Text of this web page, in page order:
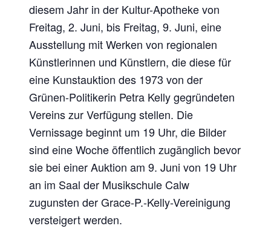
diesem Jahr in der Kultur-Apotheke von
Freitag, 2. Juni, bis Freitag, 9. Juni, eine
Ausstellung mit Werken von regionalen
Künstlerinnen und Künstlern, die diese für
eine Kunstauktion des 1973 von der
Grünen-Politikerin Petra Kelly gegründeten
Vereins zur Verfügung stellen. Die
Vernissage beginnt um 19 Uhr, die Bilder
sind eine Woche öffentlich zugänglich bevor
sie bei einer Auktion am 9. Juni von 19 Uhr
an im Saal der Musikschule Calw
zugunsten der Grace-P.-Kelly-Vereinigung
versteigert werden.